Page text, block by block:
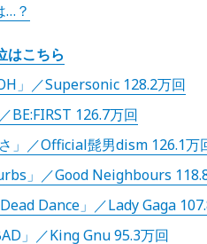
…？
はこちら
」／Supersonic 128.2万回
BE:FIRST 126.7万回
」／Official髭男dism 126.1万
」／Good Neighbours
Dance」／Lady Gaga
」／King Gnu 95.3万回